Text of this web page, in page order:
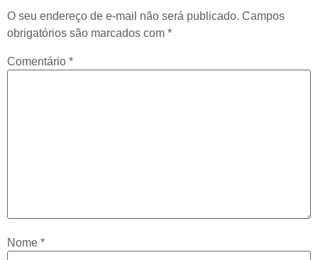
O seu endereço de e-mail não será publicado. Campos
obrigatórios são marcados com *
Comentário *
Nome *